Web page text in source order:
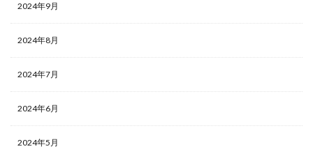
2024年9月
2024年8月
2024年7月
2024年6月
2024年5月